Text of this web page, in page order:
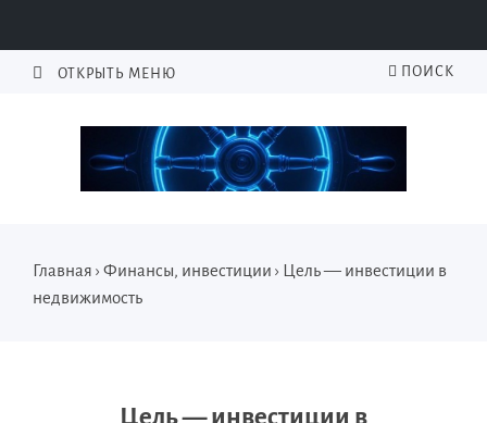
ОТКРЫТЬ МЕНЮ ПОИСК
Главная › Финансы, инвестиции › Цель — инвестиции в
недвижимость
Цель — инвестиции в